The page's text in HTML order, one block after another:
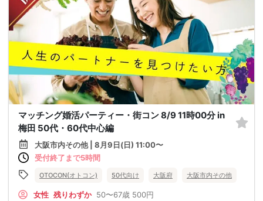
マッチング婚活パーティー・街コン 8/9 11時00分 in
梅田 50代・60代中心編
大阪市内その他 | 8月9日(日) 11:00〜
受付終了まで5時間
OTOCON(オトコン) 50代向け 大阪府 大阪市内その他
女性 残りわずか 50〜67歳 500円